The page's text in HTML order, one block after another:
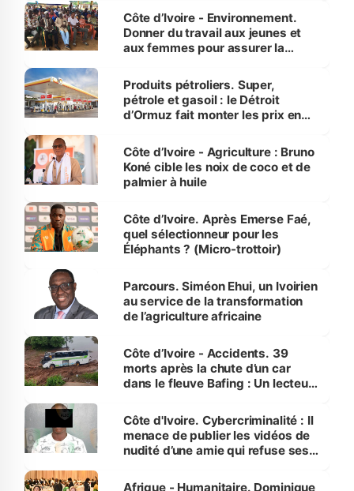
Côte d’Ivoire - Environnement.
Donner du travail aux jeunes et
aux femmes pour assurer la
menacées
Produits pétroliers. Super,
pétrole et gasoil : le Détroit
d’Ormuz fait monter les prix en
Côte d’Ivoire - Agriculture : Bruno
Koné cible les noix de coco et de
palmier à huile
Côte d’Ivoire. Après Emerse Faé,
quel sélectionneur pour les
Éléphants ? (Micro-trottoir)
Parcours. Siméon Ehui, un Ivoirien
au service de la transformation
de l’agriculture africaine
Côte d’Ivoire - Accidents. 39
morts après la chute d’un car
dans le fleuve Bafing : Un lecteur
des Transports
Côte d'Ivoire. Cybercriminalité : Il
menace de publier les vidéos de
nudité d’une amie qui refuse ses
Afrique - Humanitaire. Dominique